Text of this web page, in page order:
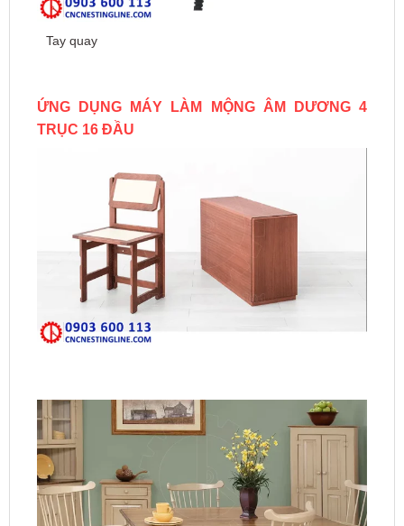
Tay quay
ỨNG DỤNG MÁY LÀM MỘNG ÂM DƯƠNG 4
TRỤC 16 ĐẦU